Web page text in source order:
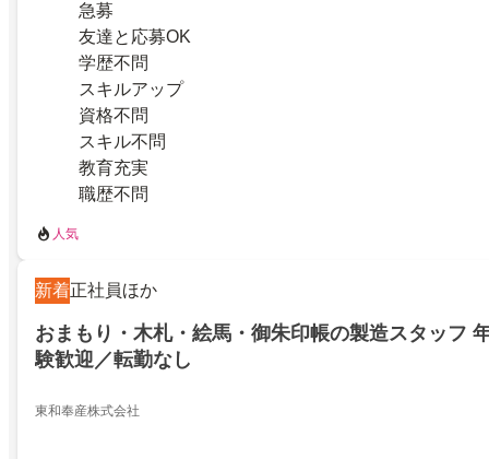
急募
友達と応募OK
学歴不問
スキルアップ
資格不問
スキル不問
教育充実
職歴不問
人気
新着正社員ほか
おまもり・木札・絵馬・御朱印帳の製造スタッフ
験歓迎／転勤なし
東和奉産株式会社